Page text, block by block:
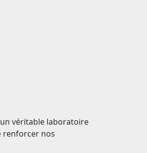
un véritable laboratoire
renforcer nos